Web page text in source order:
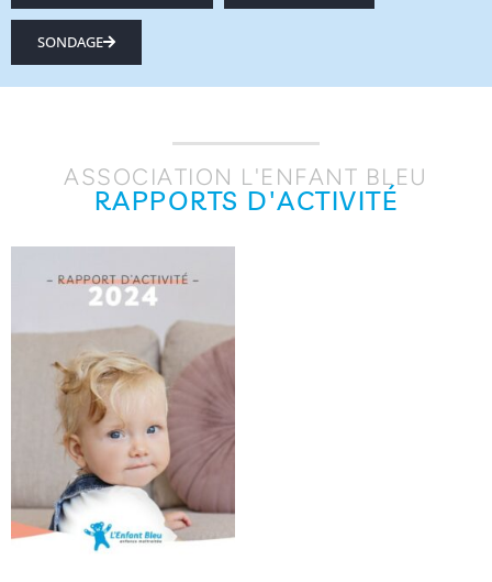
SONDAGE
ASSOCIATION L'ENFANT BLEU
RAPPORTS D'ACTIVITÉ